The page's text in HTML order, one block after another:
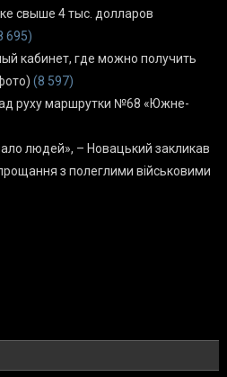
свыше 4 тыс. долларов
695)
кабинет, где можно получить
(8 597)
руху маршрутки №68 «Южне-
людей», – Новацький закликав
з полеглими військовими